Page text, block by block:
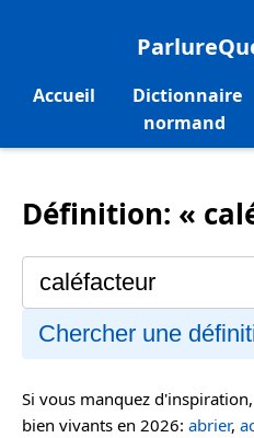
Accueil Dictionnaire
normand
Définition: «
Chercher une
Si vous manquez
bien vivants en 2026: abrier,